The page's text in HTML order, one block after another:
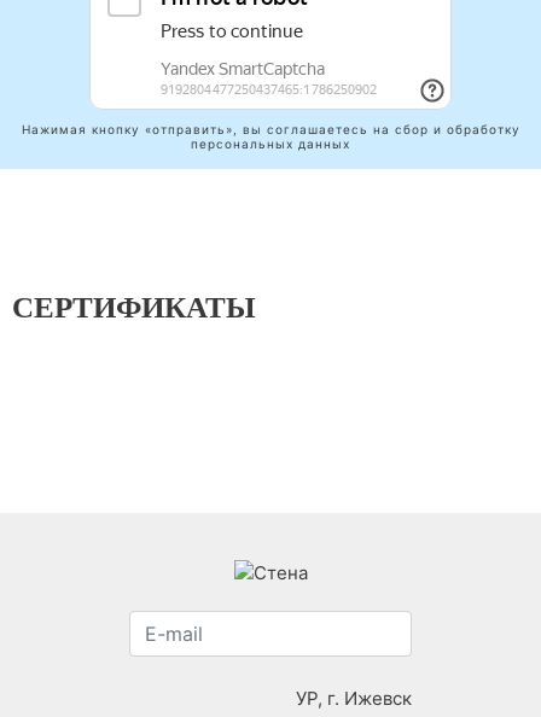
Нажимая кнопку «отправить», вы соглашаетесь на сбор и обработку
персональных данных
СЕРТИФИКАТЫ
УР, г. Ижевск